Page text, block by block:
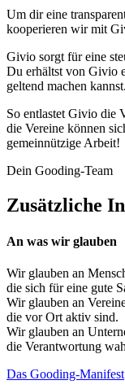
Um dir eine
kooperieren wir mit
Givio sorgt für eine
Du erhältst von Givio
geltend machen kannst.
So entlastet Givio die
die Vereine können
gemeinnützige Arbeit!
Dein Gooding-Team
Zusätzliche
An was wir glauben
Wir glauben an
die sich für eine gute
Wir glauben an
die vor Ort aktiv sind.
Wir glauben an
die Verantwortung
Das Gooding-Manifest